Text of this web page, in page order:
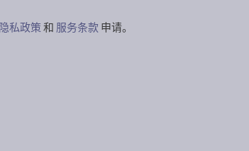
隐私政策 和 服务条款 申请。